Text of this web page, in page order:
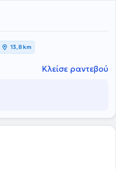
13,8 km
Κλείσε ραντεβού